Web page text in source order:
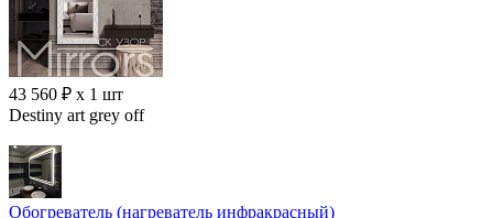
43 560 ₽ x 1 шт
Destiny art grey off
Обогреватель (нагреватель инфракрасный)